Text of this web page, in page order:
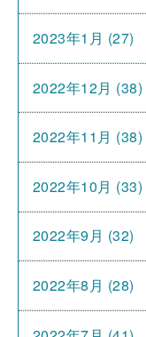
2023年1月 (27)
2022年12月 (38)
2022年11月 (38)
2022年10月 (33)
2022年9月 (32)
2022年8月 (28)